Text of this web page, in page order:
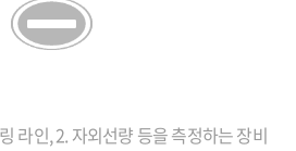
라인, 2. 자외선량 등을 측정하는 장비